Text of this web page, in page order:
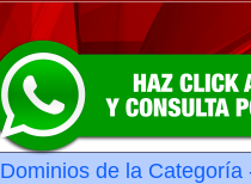
Dominios de la Categoría